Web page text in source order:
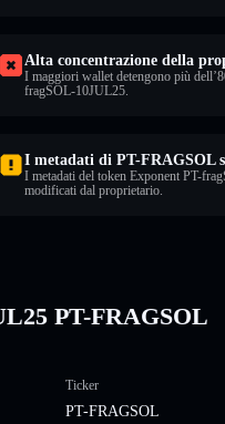
Alta concentrazione della
I maggiori wallet detengono più
fragSOL-10JUL25.
I metadati di PT-FRAGSOL
I metadati del token Exponent PT-
modificati dal proprietario.
PT-FRAGSOL
Ticker
PT-FRAGSOL